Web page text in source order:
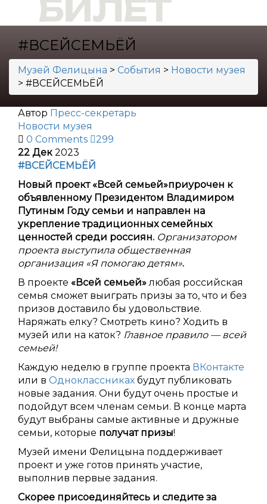
#ВСЕЙСЕМЬЁЙ
Музей Фелицына > События > Новости музея
> #ВСЕЙСЕМЬЁЙ
Автор Пресс-секретарь
Новости музея
0 Comments
299
22 Дек 2023
#ВСЕЙСЕМЬЁЙ
Новый проект «Всей семьей»приурочен к
объявленному Президентом Владимиром
Путиным Году семьи и направлен на
укрепление традиционных семейных
ценностей среди россиян. Организатором
проекта выступила общественная
организация «Я помогаю детям».
В проекте «Всей семьей»любая российская
семья сможет выиграть призы за то, что и без
призов доставило бы удовольствие.
Наряжать елку? Смотреть кино? Ходить в
музей или на каток? Главное правило — всей
семьей!
Каждую неделю в группе проекта ВКонтакте
или в Одноклассниках будут публиковать
новые задания. Они будут очень простые и
подойдут всем членам семьи. В конце марта
будут выбраны самые активные и дружные
семьи, которые получат призы!
Музей имени Фелицына поддерживает
проект и уже готов принять участие,
выполнив первые задания.
Скорее присоединяйтесь и следите за